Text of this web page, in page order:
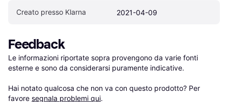
Creato presso Klarna 2021-04-09
Feedback
Le informazioni riportate sopra provengono da varie fonti
esterne e sono da considerarsi puramente indicative.
Hai notato qualcosa che non va con questo prodotto? Per
favore segnala problemi qui.